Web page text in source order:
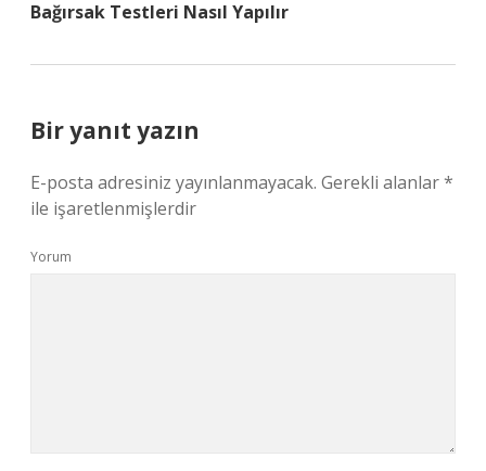
Bağırsak Testleri Nasıl Yapılır
Bir yanıt yazın
E-posta adresiniz yayınlanmayacak. Gerekli alanlar*
ile işaretlenmişlerdir
Yorum